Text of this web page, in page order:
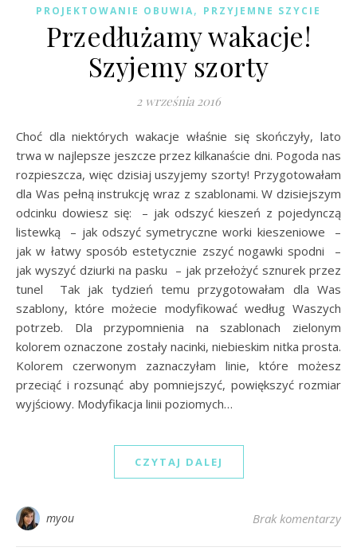
PROJEKTOWANIE OBUWIA, PRZYJEMNE SZYCIE
Przedłużamy wakacje!
Szyjemy szorty
2 września 2016
Choć dla niektórych wakacje właśnie się skończyły, lato
trwa w najlepsze jeszcze przez kilkanaście dni. Pogoda nas
rozpieszcza, więc dzisiaj uszyjemy szorty! Przygotowałam
dla Was pełną instrukcję wraz z szablonami. W dzisiejszym
odcinku dowiesz się: – jak odszyć kieszeń z pojedynczą
listewką – jak odszyć symetryczne worki kieszeniowe –
jak w łatwy sposób estetycznie zszyć nogawki spodni –
jak wyszyć dziurki na pasku – jak przełożyć sznurek przez
tunel Tak jak tydzień temu przygotowałam dla Was
szablony, które możecie modyfikować według Waszych
potrzeb. Dla przypomnienia na szablonach zielonym
kolorem oznaczone zostały nacinki, niebieskim nitka prosta.
Kolorem czerwonym zaznaczyłam linie, które możesz
przeciąć i rozsunąć aby pomniejszyć, powiększyć rozmiar
wyjściowy. Modyfikacja linii poziomych…
CZYTAJ DALEJ
myou Brak komentarzy